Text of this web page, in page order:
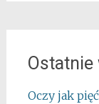
Ostatnie
Oczy jak